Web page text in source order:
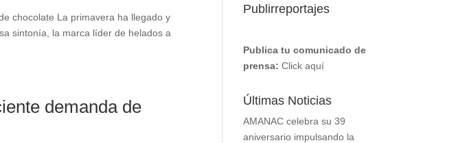
chocolate La primavera ha llegado y
sintonía, la marca líder de helados a
demanda de
Publirreportajes
Publica tu comunicado de
prensa: Click aquí
Últimas Noticias
AMANAC celebra su 39
aniversario impulsando la